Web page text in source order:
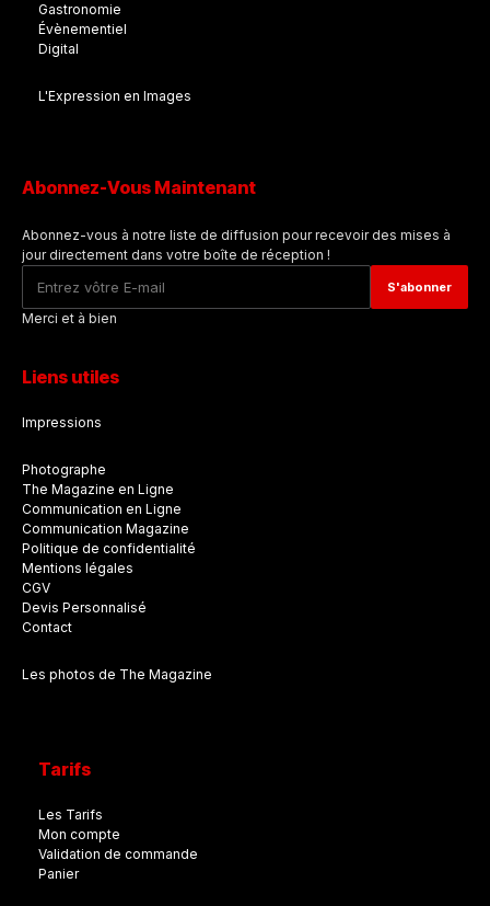
Gastronomie
Évènementiel
Digital
L'Expression en Images
Abonnez-Vous Maintenant
Abonnez-vous à notre liste de diffusion pour recevoir des mises à
jour directement dans votre boîte de réception !
Merci et à bien
Liens utiles
Impressions
Photographe
The Magazine en Ligne
Communication en Ligne
Communication Magazine
Politique de confidentialité
Mentions légales
CGV
Devis Personnalisé
Contact
Les photos de The Magazine
Tarifs
Les Tarifs
Mon compte
Validation de commande
Panier